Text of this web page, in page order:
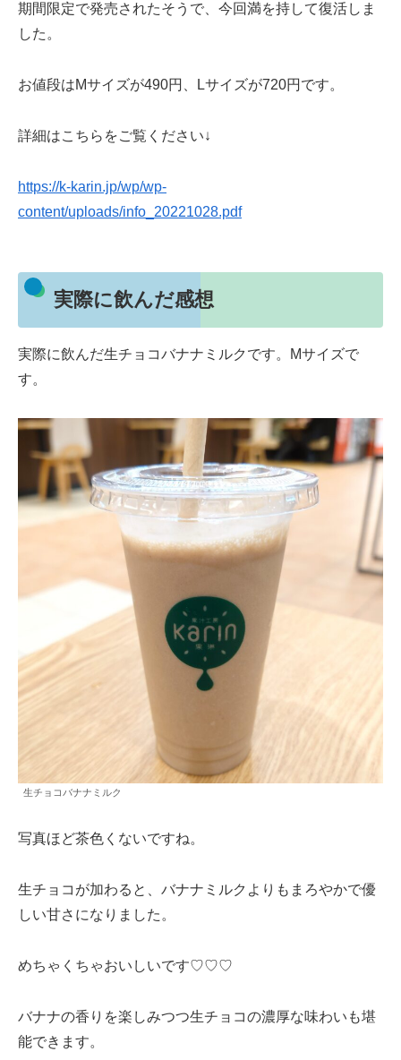
期間限定で発売されたそうで、今回満を持して復活しま
した。
お値段はMサイズが490円、Lサイズが720円です。
詳細はこちらをご覧ください↓
https://k-karin.jp/wp/wp-
content/uploads/info_20221028.pdf
実際に飲んだ感想
実際に飲んだ生チョコバナナミルクです。Mサイズで
す。
生チョコバナナミルク
写真ほど茶色くないですね。
生チョコが加わると、バナナミルクよりもまろやかで優
しい甘さになりました。
めちゃくちゃおいしいです♡♡♡
バナナの香りを楽しみつつ生チョコの濃厚な味わいも堪
能できます。